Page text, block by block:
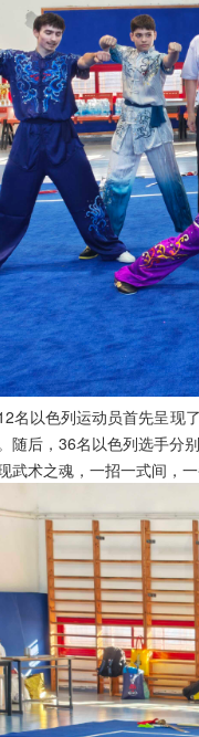
名以色列运动员首先呈现
随后，36名以色列选手分
武术之魂，一招一式间，